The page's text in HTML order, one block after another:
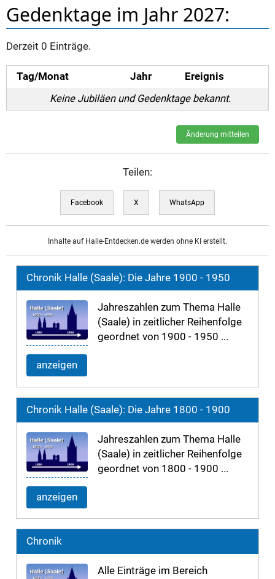
Gedenktage im Jahr 2027:
Derzeit 0 Einträge.
Tag/Monat Jahr
Ereignis
Keine Jubiläen und Gedenktage bekannt.
Änderung mitteilen
Teilen:
Facebook X WhatsApp
Inhalte auf Halle-Entdecken.de werden ohne KI erstellt.
Chronik Halle (Saale): Die Jahre 1900 - 1950
Jahreszahlen zum Thema Halle
(Saale) in zeitlicher Reihenfolge
geordnet von 1900 - 1950 ...
anzeigen
Chronik Halle (Saale): Die Jahre 1800 - 1900
Jahreszahlen zum Thema Halle
(Saale) in zeitlicher Reihenfolge
geordnet von 1800 - 1900 ...
anzeigen
Chronik
Alle Einträge im Bereich